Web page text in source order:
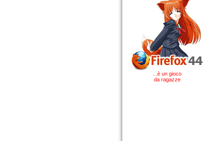
...è un gioco
da ragazze